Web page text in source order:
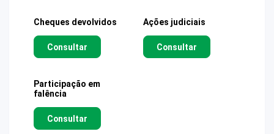
Cheques devolvidos
Consultar
Ações judiciais
Consultar
Participação em
falência
Consultar